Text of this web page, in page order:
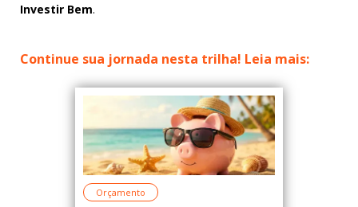
Investir Bem.
Continue sua jornada nesta trilha! Leia mais:
Orçamento